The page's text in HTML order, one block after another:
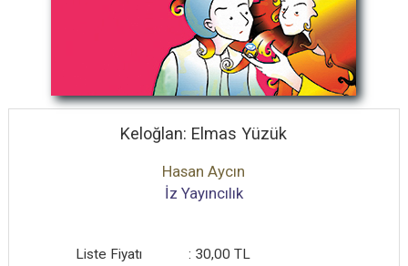
Keloğlan: Elmas Yüzük
Hasan Aycın
İz Yayıncılık
Liste Fiyatı : 30,00 TL